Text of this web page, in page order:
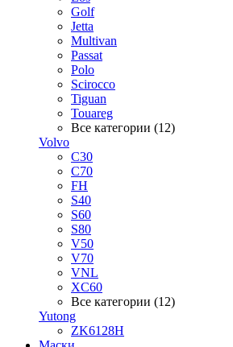
Golf
Jetta
Multivan
Passat
Polo
Scirocco
Tiguan
Touareg
Все категории (12)
Volvo
C30
C70
FH
S40
S60
S80
V50
V70
VNL
XC60
Все категории (12)
Yutong
ZK6128H